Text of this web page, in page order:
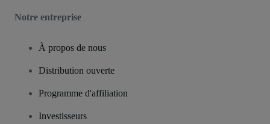
Notre entreprise
À propos de nous
Distribution ouverte
Programme d'affiliation
Investisseurs